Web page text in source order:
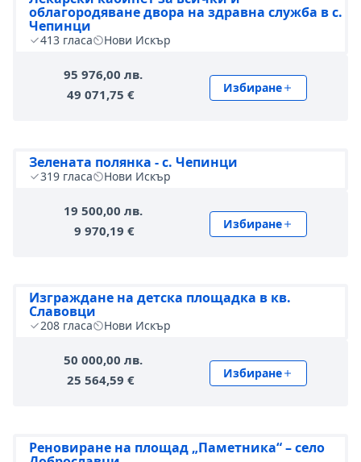
облагородяване двора на здравна служба в с.
Чепинци
413 гласа Нови Искър
95 976,00 лв.
49 071,75 €
Избиране
Зелената полянка - с. Чепинци
319 гласа Нови Искър
19 500,00 лв.
9 970,19 €
Избиране
Изграждане на детска площадка в кв.
Славовци
208 гласа Нови Искър
50 000,00 лв.
25 564,59 €
Избиране
Реновиране на площад „Паметника“ – село